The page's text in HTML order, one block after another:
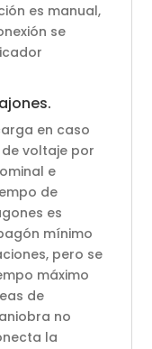
es manual,
se
en caso
voltaje por
e
de
es
mínimo
pero se
máximo
de
no
la